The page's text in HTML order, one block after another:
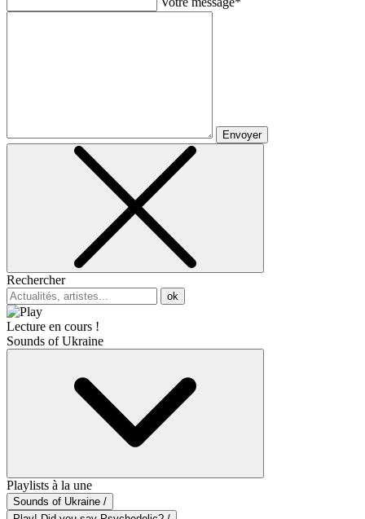
Envoyer
Rechercher
ok
Lecture en cours !
Sounds of Ukraine
Playlists à la une
Sounds of Ukraine /